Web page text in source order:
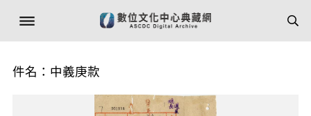
件名：中義庚款